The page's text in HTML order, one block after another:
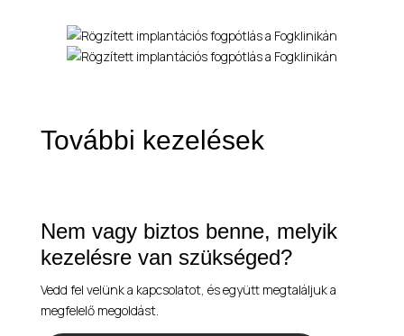
További kezelések
Nem vagy biztos benne, melyik
kezelésre van szükséged?
Vedd fel velünk a kapcsolatot, és együtt megtaláljuk a
megfelelő megoldást.